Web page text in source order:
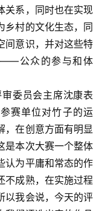
关系，同时也在实现
乡村的文化生态，同
间意识，并对这些特
——公众的参与和体
委员会主席沈康表
赛单位对竹子的运
，在创意方面有明显
是本次大赛一个整体
认为平庸和常态的作
不成熟，在实施过程
以我会说，今天的评